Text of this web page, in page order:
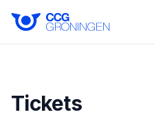
CCG Groningen
Tickets